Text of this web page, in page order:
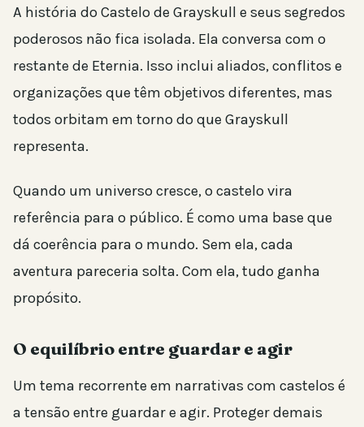
A história do Castelo de Grayskull e seus segredos
poderosos não fica isolada. Ela conversa com o
restante de Eternia. Isso inclui aliados, conflitos e
organizações que têm objetivos diferentes, mas
todos orbitam em torno do que Grayskull
representa.
Quando um universo cresce, o castelo vira
referência para o público. É como uma base que
dá coerência para o mundo. Sem ela, cada
aventura pareceria solta. Com ela, tudo ganha
propósito.
O equilíbrio entre guardar e agir
Um tema recorrente em narrativas com castelos é
a tensão entre guardar e agir. Proteger demais